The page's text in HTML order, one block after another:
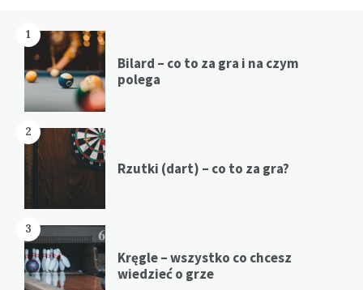
1
Bilard – co to za gra i na czym
polega
2
Rzutki (dart) – co to za gra?
3
Kręgle – wszystko co chcesz
wiedzieć o grze